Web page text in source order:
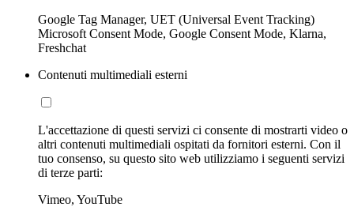
Google Tag Manager, UET (Universal Event Tracking)
Microsoft Consent Mode, Google Consent Mode, Klarna,
Freshchat
Contenuti multimediali esterni
L'accettazione di questi servizi ci consente di mostrarti video o
altri contenuti multimediali ospitati da fornitori esterni. Con il
tuo consenso, su questo sito web utilizziamo i seguenti servizi
di terze parti:
Vimeo, YouTube